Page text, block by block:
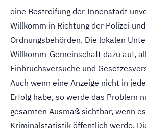
eine Bestreifung der Innenstadt
Willkomm in Richtung der Polizei
Ordnungsbehörden. Die lokalen
Willkomm-Gemeinschaft dazu auf,
Einbruchsversuche und
Auch wenn eine Anzeige nicht in
Erfolg habe, so werde das Problem
gesamten Ausmaß sichtbar, wenn
Kriminalstatistik öffentlich werde.